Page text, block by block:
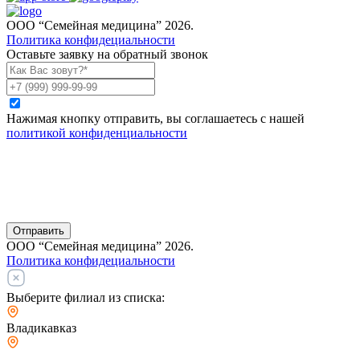
ООО “Семейная медицина” 2026.
Политика конфидециальности
Оставьте заявку на обратный звонок
Нажимая кнопку отправить, вы соглашаетесь с нашей
политикой конфиденциальности
Отправить
ООО “Семейная медицина” 2026.
Политика конфидециальности
Выберите филиал из списка:
Владикавказ